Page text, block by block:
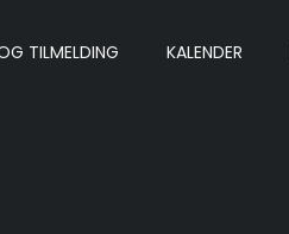
TILMELDING KALENDER